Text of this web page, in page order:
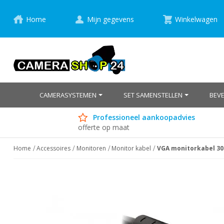
Home Mijn gegevens Winkelwagen
CAMERASYSTEMEN SET SAMENSTELLEN
Professioneel aankoopadvies
offerte op maat
Home Accessoires Monitoren Monitor kabel VGA monitorkabel